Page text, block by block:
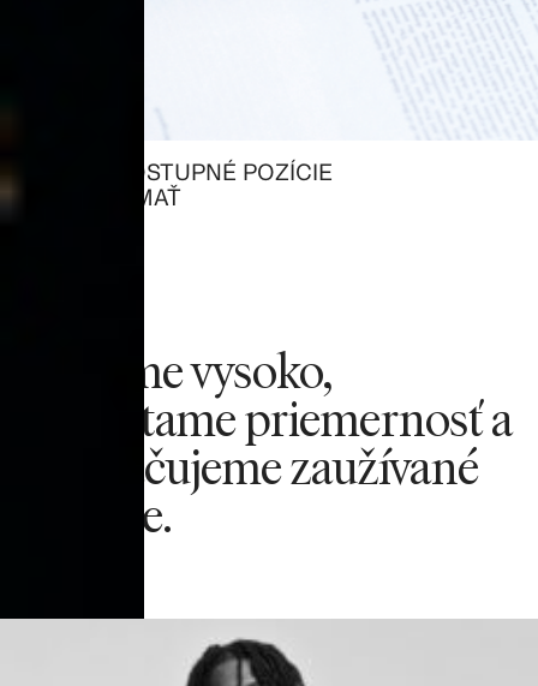
VŠETKY DOSTUPNÉ POZÍCIE
→ PRESKÚMAŤ
Mierime vysoko,
odmietame priemernosť a
prekračujeme zaužívané
hranice.